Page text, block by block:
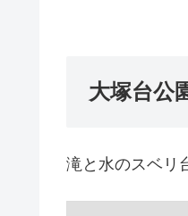
大塚台公
滝と水のスベリ